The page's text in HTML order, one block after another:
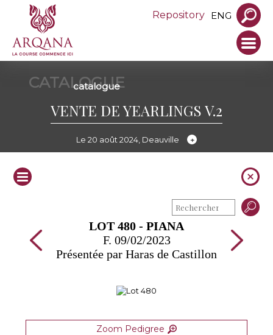
Repository ENG
CATALOGUE
catalogue
VENTE DE YEARLINGS V.2
Le 20 août 2024, Deauville
LOT 480 - PIANA
F. 09/02/2023
Présentée par Haras de Castillon
Zoom Pedigree